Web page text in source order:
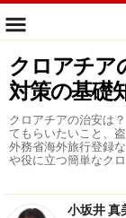
クロアチア
対策の基礎
クロアチアの治安は
てもらいたいこと、
外務省海外旅行登録
や役に立つ簡単なク
小坂井 真